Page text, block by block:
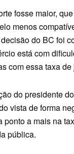
fosse maior,
menos
do BC foi
está com
com essa taxa
do presidente
vista de forma
a mais na
pública.